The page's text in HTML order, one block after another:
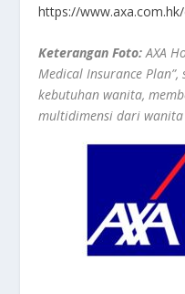
https://
Keterangan Foto:AXA
Medical Insurance
kebutuhan wanita,
multidimensi dari wanita